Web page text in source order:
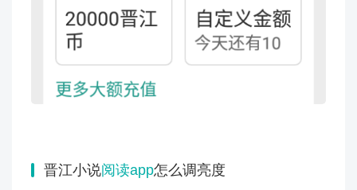
晋江小说阅读app怎么调亮度